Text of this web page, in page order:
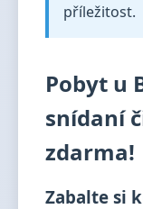
příležitost.
Pobyt u
snídaní
zdarma!
Zabalte si